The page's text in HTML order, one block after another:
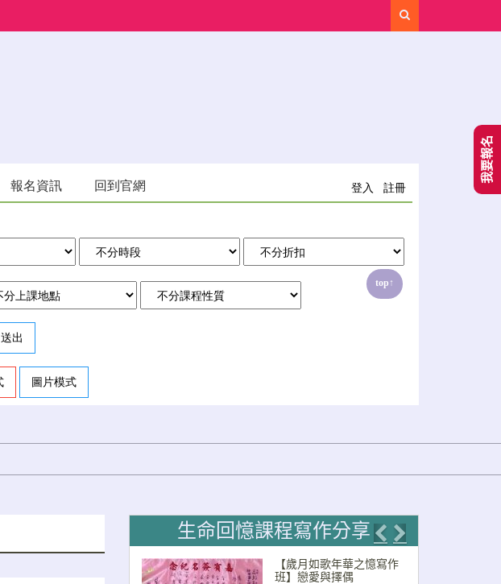
生命回憶課程寫作分享
Previous
Next
【歲月如歌年華之憶寫作
班】戀愛與擇偶
我要報名